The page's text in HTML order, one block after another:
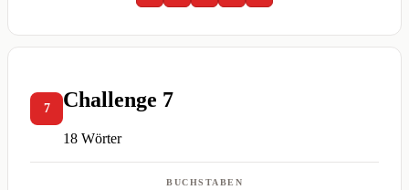
7 Challenge 7
18 Wörter
BUCHSTABEN